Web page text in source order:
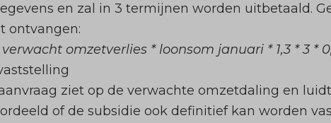
en zal in 3 termijnen worden uitbetaald.
ontvangen:
omzetverlies * loonsom januari * 1,3 * 3 *
ziet op de verwachte omzetdaling en
of de subsidie ook definitief kan worden